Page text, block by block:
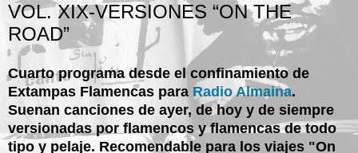
VOL. XIX-VERSIONES “ON THE
ROAD”
Cuarto programa desde el confinamiento de
Extampas Flamencas para Radio Almaina.
Suenan canciones de ayer, de hoy y de siempre
versionadas por flamencos y flamencas de todo
tipo y pelaje. Recomendable para los viajes "On